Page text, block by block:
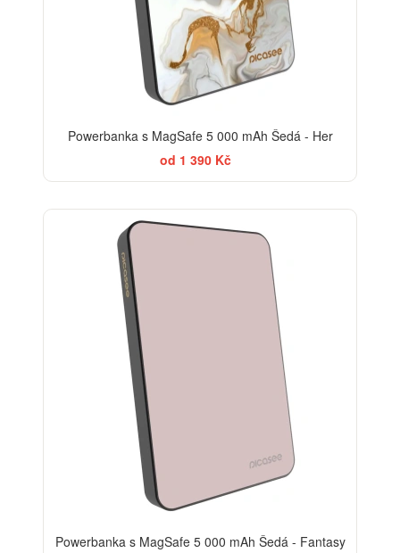
Powerbanka s MagSafe 5 000 mAh Šedá - Her
od 1 390 Kč
Powerbanka s MagSafe 5 000 mAh Šedá - Fantasy